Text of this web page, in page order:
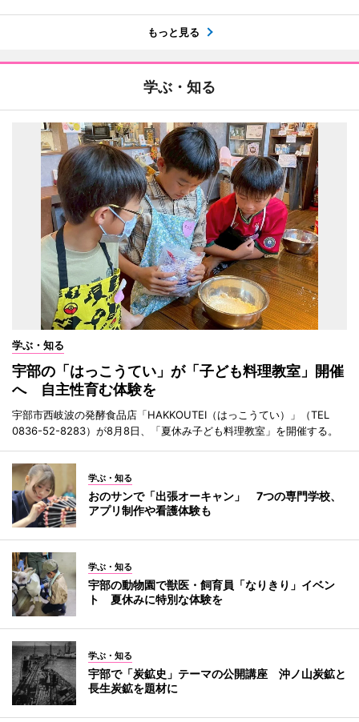
もっと見る
学ぶ・知る
学ぶ・知る
宇部の「はっこうてい」が「子ども料理教室」開催
へ 自主性育む体験を
宇部市西岐波の発酵食品店「HAKKOUTEI（はっこうてい）」（TEL
0836-52-8283）が8月8日、「夏休み子ども料理教室」を開催する。
学ぶ・知る
おのサンで「出張オーキャン」 7つの専門学校、
アプリ制作や看護体験も
学ぶ・知る
宇部の動物園で獣医・飼育員「なりきり」イベン
ト 夏休みに特別な体験を
学ぶ・知る
宇部で「炭鉱史」テーマの公開講座 沖ノ山炭鉱と
長生炭鉱を題材に